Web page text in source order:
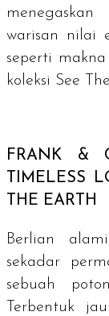
warisan nilai
seperti
koleksi See
FRANK &
TIMELESS
THE EARTH
Berlian
sekadar
sebuah
Terbentuk